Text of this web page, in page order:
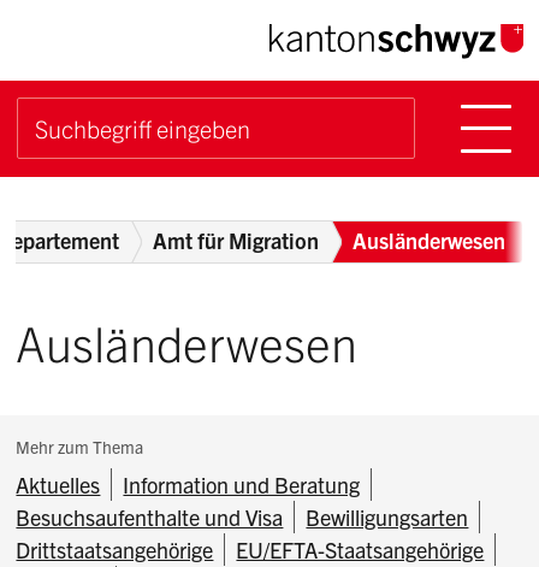
Navigieren im Kanton
Schnellnavigation
Suchbegriff
Breadcrumb
Amt für Migration Ausländerwesen
Subnavigation:
Mehr zum Thema
Aktuelles
Information und Beratung
Besuchsaufenthalte und Visa
Bewilligungsarten
Drittstaatsangehörige
EU/EFTA-Staatsangehörige
Ausländerwesen